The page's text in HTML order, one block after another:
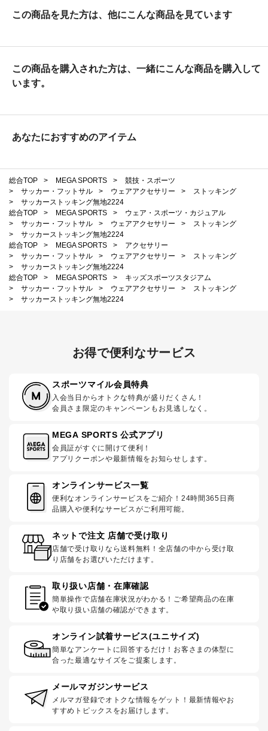
この商品を見た方は、他にこんな商品を見ています
この商品を購入された方は、一緒にこんな商品を購入して
います。
あなたにおすすめのアイテム
総合TOP > MEGA SPORTS >
競技・スポーツ
>
サッカー・フットサル > ウェアアクセサリー >
ストッキング
>
サッカーストッキング無地2224
総合TOP
> MEGA SPORTS >
ウェア・スポーツ・カジュアル
>
サッカー・フットサル > ウェアアクセサリー >
ストッキング
>
サッカーストッキング無地2224
総合TOP
> MEGA SPORTS >
アクセサリー
>
サッカー・フットサル > ウェアアクセサリー >
ストッキング
>
サッカーストッキング無地2224
総合TOP
> MEGA SPORTS >
キッズスポーツスタジアム
>
サッカー・フットサル > ウェアアクセサリー >
ストッキング
>
サッカーストッキング無地2224
お得で便利なサービス
スポーツマイル会員特典
入会当日からオトクな特典が盛りだくさん！
会員さま限定のキャンペーンもお見逃しなく。
MEGA SPORTS 公式アプリ
会員証がすぐに開けて便利！
アプリクーポンや最新情報をお知らせします。
オンラインサービス一覧
便利なオンラインサービスをご紹介！24時間365日商
品購入や便利なサービスがご利用可能。
ネットで注文 店舗で受け取り
店舗で受け取りなら送料無料！全店舗の中から受け取
り店舗をお選びいただけます。
取り扱い店舗・在庫確認
簡単操作で店舗在庫状況がわかる！ご希望商品の在庫
や取り扱い店舗の確認ができます。
オンライン試着サービス(ユニサイズ)
簡単なアンケートに回答するだけ！お客さまの体型に
合った最適なサイズをご提案します。
メールマガジンサービス
メルマガ登録でオトクな情報をゲット！最新情報やお
すすめトピックスをお届けします。